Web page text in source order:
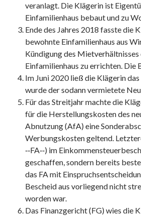
veranlagt. Die Klägerin ist
Einfamilienhaus bebaut und zu
Ende des Jahres 2018 fasste die
bewohnte Einfamilienhaus aus
Kündigung des Mietverhältnisses
Einfamilienhaus zu errichten. Die
Im Juni 2020 ließ die Klägerin
wurde der sodann vermietete
Für das Streitjahr machte die
für die Herstellungskosten des
Abnutzung (AfA) eine
Werbungskosten geltend.
‑‑FA‑‑) im
geschaffen, sondern bereits
das FA mit
Bescheid aus vorliegend nicht
worden war.
Das Finanzgericht (FG) wies die